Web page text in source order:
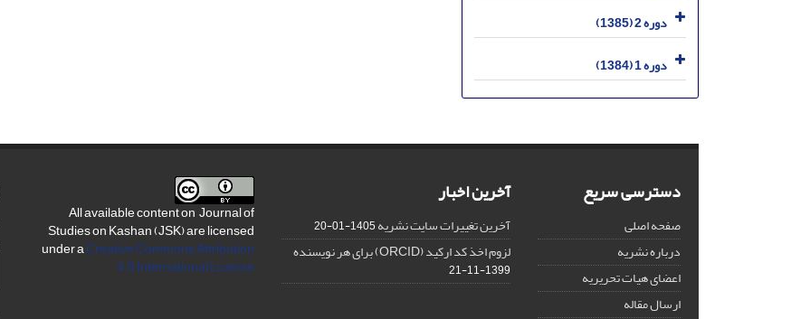
دوره 2 (1385)
دوره 1 (1384)
دسترسی سریع
صفحه اصلی
درباره نشریه
اعضای هیات تحریریه
ارسال مقاله
آخرین اخبار
آخرین تغییرات سایت نشریه1405-01-20
لزوم اخذ کد ارکید (ORCID) برای هر نویسنده
1399-11-21
All available content on Journal of
Studies on Kashan (JSK) are licensed
under aCreative Commons Attribution
4.0 International License